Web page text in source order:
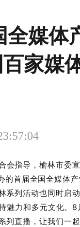
全媒体
家媒
会指导，榆林市委
的首届全国全媒体
系列活动也同时启
魅力和多元文化。
列直播，让我们一